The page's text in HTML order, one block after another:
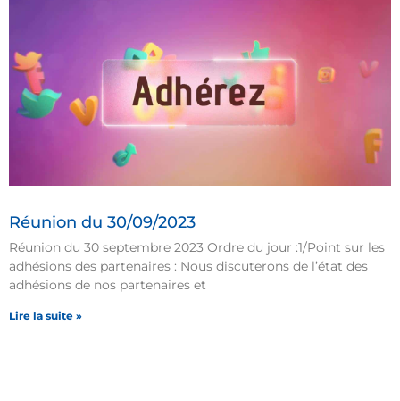
Réunion du 30/09/2023
Réunion du 30 septembre 2023 Ordre du jour :1/Point sur les
adhésions des partenaires : Nous discuterons de l’état des
adhésions de nos partenaires et
Lire la suite »